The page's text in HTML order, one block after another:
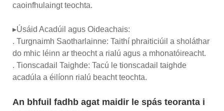
caoinfhulaingt teochta.
▸Úsáid Acadúil agus Oideachais:
. Turgnaimh Saotharlainne: Taithí phraiticiúil a sholáthar
do mhic léinn ar theocht a rialú agus a mhonatóireacht.
. Tionscadail Taighde: Tacú le tionscadail taighde
acadúla a éilíonn rialú beacht teochta.
An bhfuil fadhb agat maidir le spás teoranta i